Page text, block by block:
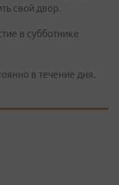
свой двор.
в субботнике
в течение дня.